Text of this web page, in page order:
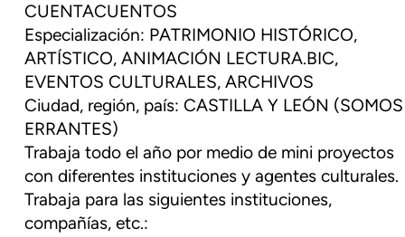
CUENTACUENTOS
Especialización: PATRIMONIO HISTÓRICO,
ARTÍSTICO, ANIMACIÓN LECTURA.BIC,
EVENTOS CULTURALES, ARCHIVOS
Ciudad, región, país: CASTILLA Y LEÓN (SOMOS
ERRANTES)
Trabaja todo el año por medio de mini proyectos
con diferentes instituciones y agentes culturales.
Trabaja para las siguientes instituciones,
compañías, etc.: